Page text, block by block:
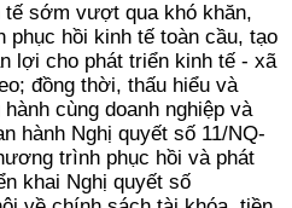
sớm vượt qua khó khăn,
hồi kinh tế toàn cầu, tạo
lợi cho phát triển kinh tế - xã
đồng thời, thấu hiểu và
cùng doanh nghiệp và
hành Nghị quyết số 11/NQ-
trình phục hồi và phát
khai Nghị quyết số